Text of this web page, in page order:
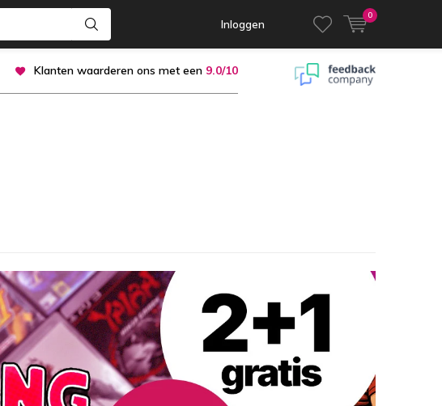
Inloggen
0
Klanten waarderen ons met een 9.0/10